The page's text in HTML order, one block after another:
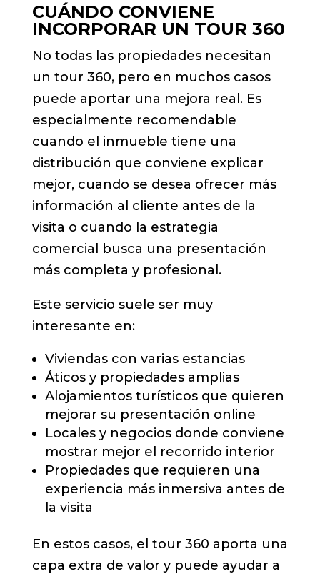
CUÁNDO CONVIENE
INCORPORAR UN TOUR 360
No todas las propiedades necesitan
un tour 360, pero en muchos casos
puede aportar una mejora real. Es
especialmente recomendable
cuando el inmueble tiene una
distribución que conviene explicar
mejor, cuando se desea ofrecer más
información al cliente antes de la
visita o cuando la estrategia
comercial busca una presentación
más completa y profesional.
Este servicio suele ser muy
interesante en:
Viviendas con varias estancias
Áticos y propiedades amplias
Alojamientos turísticos que quieren
mejorar su presentación online
Locales y negocios donde conviene
mostrar mejor el recorrido interior
Propiedades que requieren una
experiencia más inmersiva antes de
la visita
En estos casos, el tour 360 aporta una
capa extra de valor y puede ayudar a